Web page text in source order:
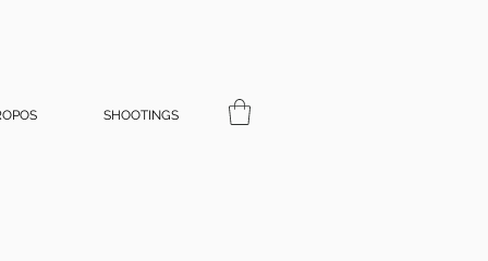
SHOOTINGS